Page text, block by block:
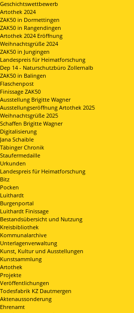
Geschichtswettbewerb
Artothek 2024
ZAK50 in Dormettingen
ZAK50 in Rangendingen
Artothek 2024 Eröffnung
Weihnachtsgrüße 2024
ZAK50 in Jungingen
Landespreis für Heimatforschung
Dep 14 - Naturschutzbüro Zollernalb
ZAK50 in Balingen
Flaschenpost
Finissage ZAK50
Ausstellung Brigitte Wagner
Ausstellungseröffnung Artothek 2025
Weihnachtsgrüße 2025
Schaffen Brigitte Wagner
Digitalisierung
Jana Schaible
Täbinger Chronik
Staufermedaille
Urkunden
Landespreis für Heimatforschung
Bitz
Pocken
Luithardt
Burgenportal
Luithardt Finissage
Bestandsübersicht und Nutzung
Kreisbibliothek
Kommunalarchive
Unterlagenverwaltung
Kunst, Kultur und Ausstellungen
Kunstsammlung
Artothek
Projekte
Veröffentlichungen
Todesfabrik KZ Dautmergen
Aktenaussonderung
Ehrenamt